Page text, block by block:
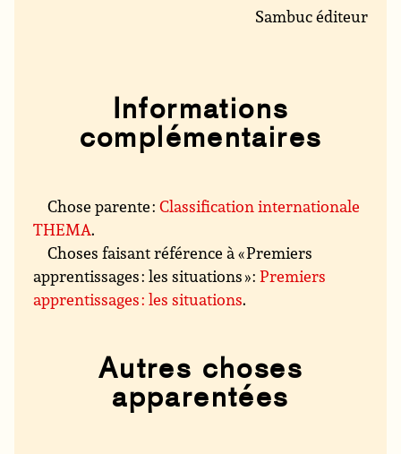
Sambuc éditeur
Informations
complémentaires
Chose parente :Classification internationale
THEMA.
Choses faisant référence à « Premiers
apprentissages : les situations » :Premiers
apprentissages : les situations.
Autres choses
apparentées